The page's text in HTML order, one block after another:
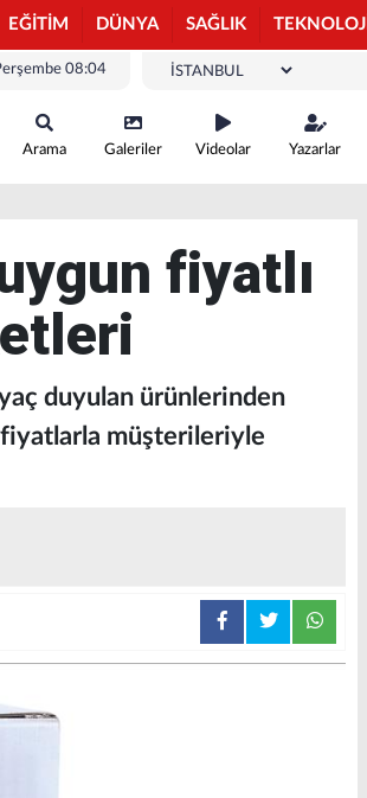
EĞİTİM DÜNYA SAĞLIK TEKNOLOJİ
08:04
Arama Galeriler Videolar Yazarlar
fiyatlı
duyulan ürünlerinden
müşterileriyle